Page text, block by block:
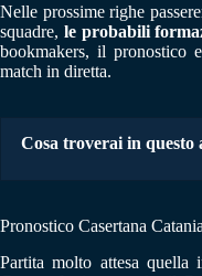
Nelle prossime righe
squadre, le probabili
bookmakers, il pronostico
match in diretta.
Cosa troverai in questo
Pronostico Casertana
Partita molto attesa quella